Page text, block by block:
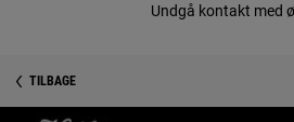
Undgå kontakt med
TILBAGE